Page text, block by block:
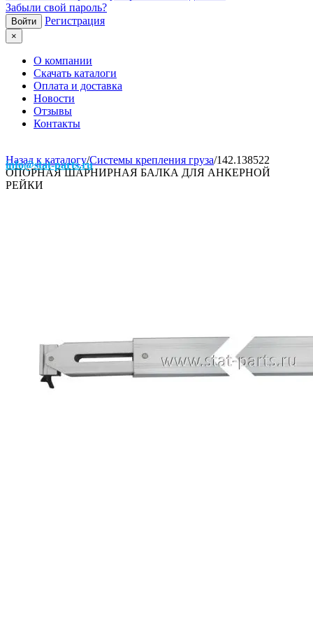
Забыли свой пароль?
Регистрация
×
О компании
Скачать каталоги
Оплата и доставка
Новости
Отзывы
Контакты
info@stat-parts.ru
Назад к каталогу/Системы крепления груза/142.138522
ОПОРНАЯ ШАРНИРНАЯ БАЛКА ДЛЯ АНКЕРНОЙ
РЕЙКИ